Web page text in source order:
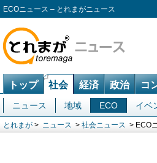
ECOニュース – とれまがニュース
トップ 社会 経済 政治 コ
ニュース 地域 ECO イベ
とれまが > ニュース > 社会ニュース > ECO